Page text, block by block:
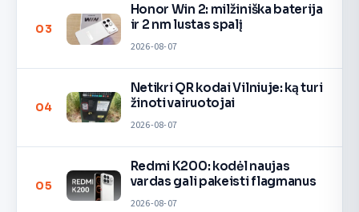
03
Honor Win 2: milžiniška baterija
ir 2 nm lustas spalį
2026-08-07
04
Netikri QR kodai Vilniuje: ką turi
žinoti vairuotojai
2026-08-07
05
Redmi K200: kodėl naujas
vardas gali pakeisti flagmanus
2026-08-07